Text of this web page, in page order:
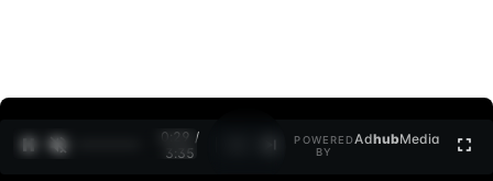
0:30 /
3:35
POWERED
BY
AdhubMedia